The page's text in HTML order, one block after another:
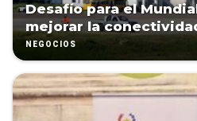
Desafío para el
mejorar la
NEGOCIOS